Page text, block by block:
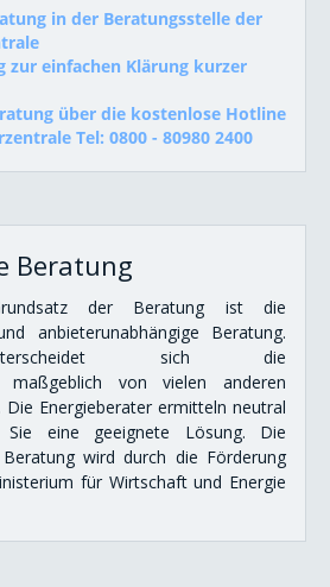
in der Beratungsstelle der
zur einfachen Klärung kurzer
über die kostenlose Hotline
Tel: 0800 - 80980 2400
Beratung
der Beratung ist die
anbieterunabhängige Beratung.
sich die
maßgeblich von vielen anderen
Energieberater ermitteln neutral
eine geeignete Lösung. Die
wird durch die Förderung
für Wirtschaft und Energie